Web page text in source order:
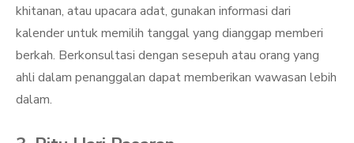
khitanan, atau upacara adat, gunakan informasi dari
kalender untuk memilih tanggal yang dianggap memberi
berkah. Berkonsultasi dengan sesepuh atau orang yang
ahli dalam penanggalan dapat memberikan wawasan lebih
dalam.